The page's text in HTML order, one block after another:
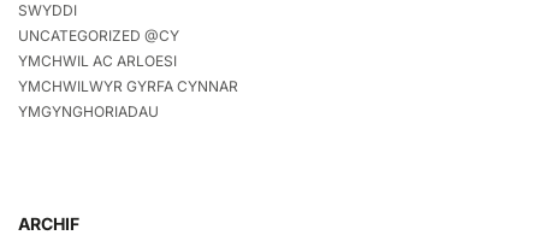
SWYDDI
UNCATEGORIZED @CY
YMCHWIL AC ARLOESI
YMCHWILWYR GYRFA CYNNAR
YMGYNGHORIADAU
ARCHIF